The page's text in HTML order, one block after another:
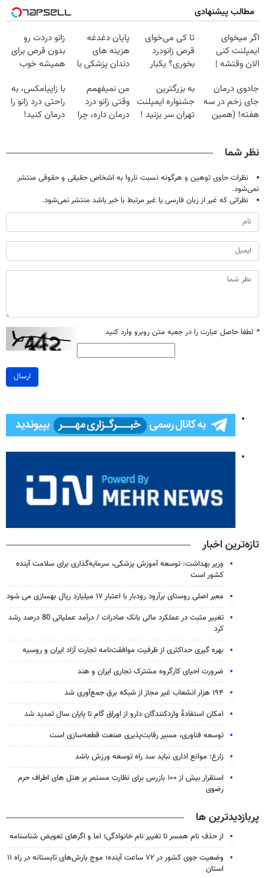
مطالب پیشنهادی
اگر میخوای
ایمپلنت کنی
الان وقتشه |
میلیون تومان!!!
تا کی می‌خوای
قرص زانودرد
بخوری؟ یکبار
کن
پایان دغدغه
هزینه های
دندان پزشکی با
خانگی
زانو دردت رو
بدون قرص برای
همیشه خوب
پرسش‌نامه)
جادوی درمان
جای زخم در سه
هفته! (همین
به بزرگترین
جشنواره ایمپلنت
تهران سر بزنید !
من نمیفهمم
وقتی زانو درد
درمان داره، چرا
با زاپیامکس، به
راحتی درد زانو را
درمان کنید!
نظر شما
نظرات حاوی توهین و هرگونه نسبت ناروا به اشخاص حقیقی و حقوقی منتشر
نمی‌شود.
نظراتی که غیر از زبان فارسی یا غیر مرتبط با خبر باشد منتشر نمی‌شود.
* لطفا حاصل عبارت را در جعبه متن روبرو وارد کنید
ارسال
تازه‌ترین اخبار
وزیر بهداشت: توسعه آموزش پزشکی، سرمایه‌گذاری برای سلامت آینده
کشور است
معبر اصلی روستای برآرود رودبار با اعتبار ۱۷ میلیارد ریال بهسازی می شود
تغییر مثبت در عملکرد مالی بانک صادرات / درآمد عملیاتی 80 درصد رشد
کرد
بهره گیری حداکثری از ظرفیت موافقت‌نامه تجارت آزاد ایران و روسیه
ضرورت احیای کارگروه مشترک تجاری ایران و هند
۱۹۴ هزار انشعاب غیر مجاز از شبکه برق جمع‌آوری شد
امکان استفادۀ واردکنندگان دارو از اوراق گام تا پایان سال تمدید شد
توسعه فناوری، مسیر رقابت‌پذیری صنعت قطعه‌سازی است
زارع: موانع اداری نباید سد راه توسعه ورزش باشد
استقرار بیش از ۱۰۰ بازرس برای نظارت مستمر بر هتل های اطراف حرم
رضوی
پربازدیدترین ها
از حذف نام همسر تا تغییر نام خانوادگی؛ اما و اگرهای تعویض شناسنامه
وضعیت جوی کشور در ۷۲ ساعت آینده؛ موج بارش‌های تابستانه در راه ۱۱
استان